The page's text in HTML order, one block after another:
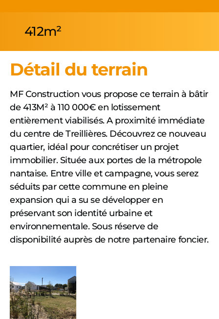
412m²
Détail du terrain
MF Construction vous propose ce terrain à bâtir
de 413M² à 110 000€ en lotissement
entièrement viabilisés. A proximité immédiate
du centre de Treillières. Découvrez ce nouveau
quartier, idéal pour concrétiser un projet
immobilier. Située aux portes de la métropole
nantaise. Entre ville et campagne, vous serez
séduits par cette commune en pleine
expansion qui a su se développer en
préservant son identité urbaine et
environnementale. Sous réserve de
disponibilité auprès de notre partenaire foncier.